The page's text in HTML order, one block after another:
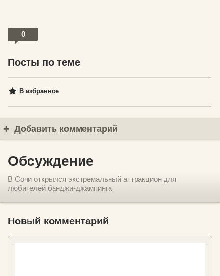
0
Посты по теме
В избранное
Добавить комментарий
Обсуждение
В Сочи открылся экстремальный аттракцион для
любителей банджи-джампинга
Новый комментарий